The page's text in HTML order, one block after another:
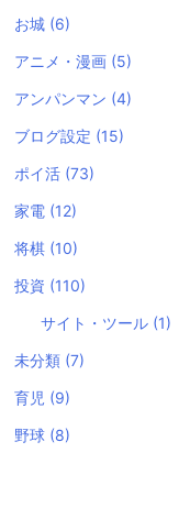
お城 (6)
アニメ・漫画 (5)
アンパンマン (4)
ブログ設定 (15)
ポイ活 (73)
家電 (12)
将棋 (10)
投資 (110)
サイト・ツール (1)
未分類 (7)
育児 (9)
野球 (8)